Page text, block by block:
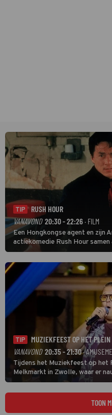
TIP
RUSH HOUR
VANAVOND 20:30 - 22:26 · FILM
Een Hongkongse agent en zijn
actiekomedie Rush Hour
van een leien dakje.
TIP
MUZIEKFEEST OP HET PLEIN
VANAVOND 20:35 - 21:30·
Tijdens het Muziekfeest op het
Melkmarkt in Zwolle, waar er
grootste namen zijn André
natuurlijk Rutger van
TOON